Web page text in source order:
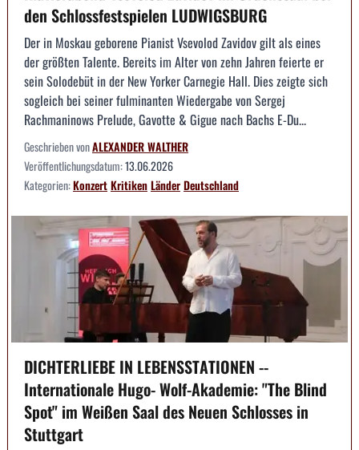
den Schlossfestspielen LUDWIGSBURG
Der in Moskau geborene Pianist Vsevolod Zavidov gilt als eines
der größten Talente. Bereits im Alter von zehn Jahren feierte er
sein Solodebüt in der New Yorker Carnegie Hall. Dies zeigte sich
sogleich bei seiner fulminanten Wiedergabe von Sergej
Rachmaninows Prelude, Gavotte & Gigue nach Bachs E-Du...
Geschrieben vonALEXANDER WALTHER
Veröffentlichungsdatum:13.06.2026
Kategorien:KonzertKritikenLänderDeutschland
DICHTERLIEBE IN LEBENSSTATIONEN --
Internationale Hugo- Wolf-Akademie: "The Blind
Spot" im Weißen Saal des Neuen Schlosses in
Stuttgart